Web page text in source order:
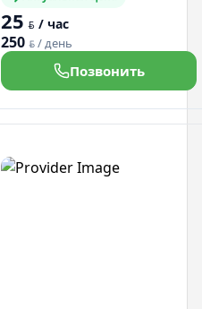
микроавтобус готов выполнить
любую задачу. Подходит под
категорию "В"
25 BYN / час
250 BYN / день
Позвонить